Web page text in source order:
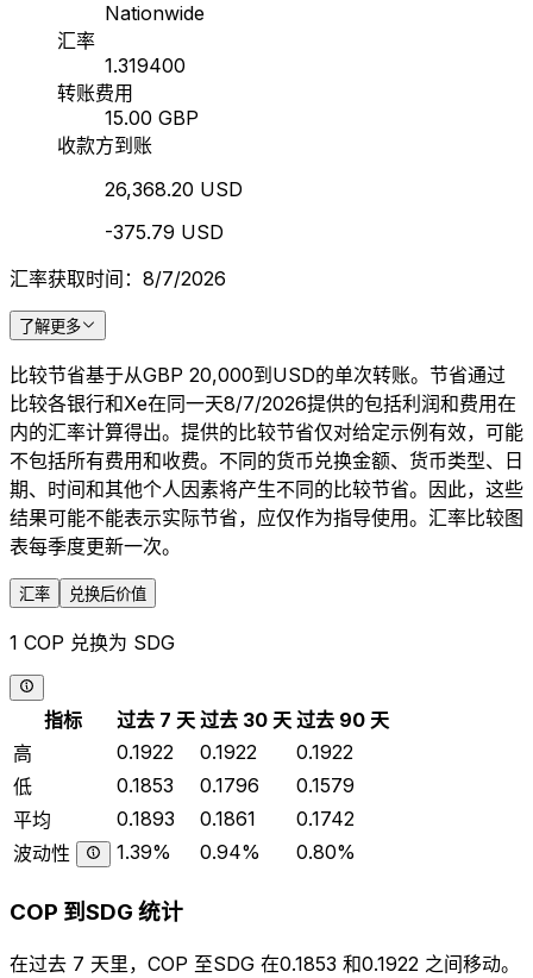
Nationwide
汇率
1.319400
转账费用
15.00 GBP
收款方到账
26,368.20 USD
-375.79 USD
汇率获取时间：8/7/2026
了解更多
比较节省基于从GBP 20,000到USD的单次转账。节省通过
比较各银行和Xe在同一天8/7/2026提供的包括利润和费用在
内的汇率计算得出。提供的比较节省仅对给定示例有效，可能
不包括所有费用和收费。不同的货币兑换金额、货币类型、日
期、时间和其他个人因素将产生不同的比较节省。因此，这些
结果可能不能表示实际节省，应仅作为指导使用。汇率比较图
表每季度更新一次。
汇率 兑换后价值
1 COP 兑换为 SDG
指标 过去 7 天 过去 30 天 过去 90 天
高
0.1922 0.1922
0.1922
低
0.1853 0.1796
0.1579
平均
0.1893 0.1861
0.1742
波动性
1.39% 0.94% 0.80%
COP 到SDG 统计
在过去 7 天里，COP 至SDG 在0.1853 和0.1922 之间移动。